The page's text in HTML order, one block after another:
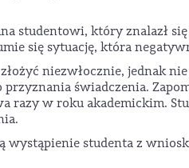
studentowi, który znalazł
się sytuację, która
niezwłocznie, jednak
świadczenia.
razy w roku akademickim.
wystąpienie studenta z